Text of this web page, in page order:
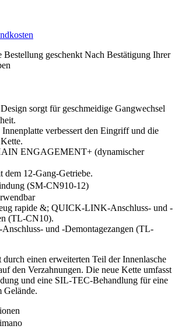
Bestellung geschenkt Nach Bestätigung Ihrer
sorgt für geschmeidige Gangwechsel
verbessert den Eingriff und die
ENGAGEMENT+ (dynamischer
dem 12-Gang-Getriebe.
(SM-CN910-12)
rapide &; QUICK-LINK-Anschluss- und -
(TL-CN10).
und -Demontagezangen (TL-
einen erweiterten Teil der Innenlasche
den Verzahnungen. Die neue Kette umfasst
und eine SIL-TEC-Behandlung für eine
Gelände.